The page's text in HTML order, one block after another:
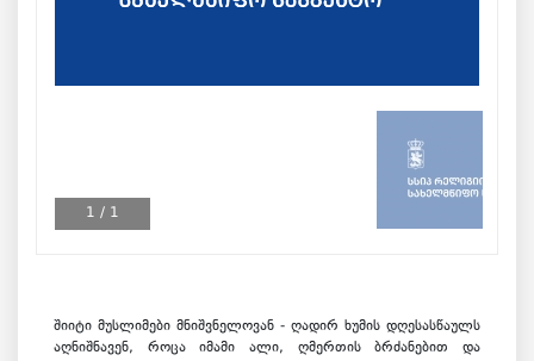
1 / 1
შიიტი მუსლიმები მნიშვნელოვან - ღადირ ხუმის დღესასწაულს
აღნიშნავენ, როცა იმამი ალი, ღმერთის ბრძანებით და